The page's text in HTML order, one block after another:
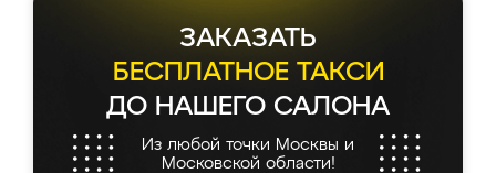
ЗАКАЗАТЬ
БЕСПЛАТНОЕ ТАКСИ
ДО НАШЕГО САЛОНА
Из любой точки Москвы и
Московской области!